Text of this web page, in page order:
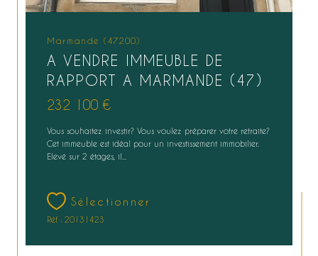
Marmande (47200)
A VENDRE IMMEUBLE DE
RAPPORT A MARMANDE (47)
232 100 €
Vous souhaitez investir? Vous voulez préparer votre retraite?
Cet immeuble est idéal pour un investissement immobilier.
Elevé sur 2 étages, il...
Sélectionner
Réf : 20131423